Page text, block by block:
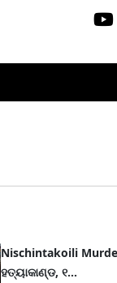
Nischintakoili
ହତ୍ୟାକାଣ୍ଡ, ୧...